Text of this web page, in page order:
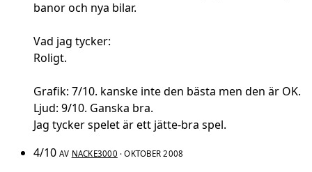
banor och nya bilar.
Vad jag tycker:
Roligt.
Grafik: 7/10. kanske inte den bästa men den är OK.
Ljud: 9/10. Ganska bra.
Jag tycker spelet är ett jätte-bra spel.
4/10 AV NACKE3000 · OKTOBER 2008